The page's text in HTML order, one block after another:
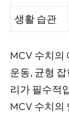
생활 습관
MCV 수치의
운동, 균형
리가 필수적
MCV 수치의